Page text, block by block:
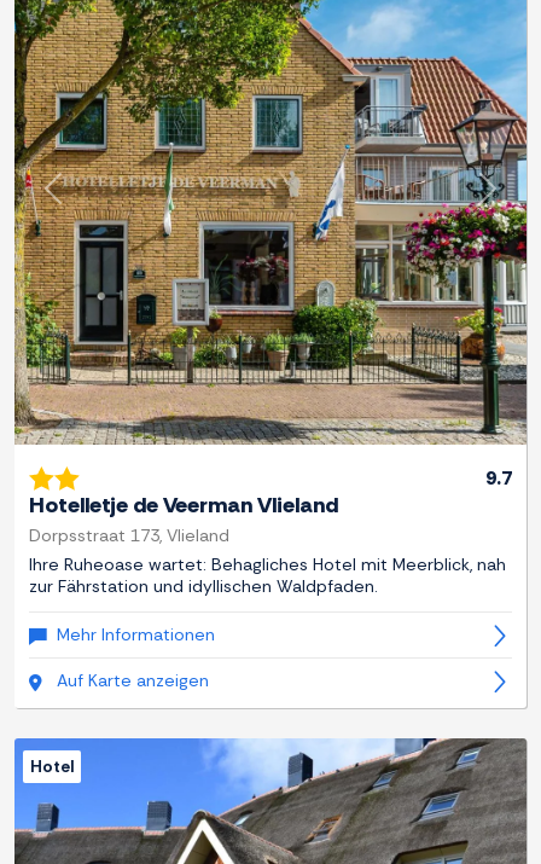
Zurück
9.7
Hotelletje de Veerman Vlieland
Dorpsstraat 173, Vlieland
Ihre Ruheoase wartet: Behagliches Hotel mit Meerblick, nah
zur Fährstation und idyllischen Waldpfaden.
Mehr Informationen
Auf Karte anzeigen
Hotel